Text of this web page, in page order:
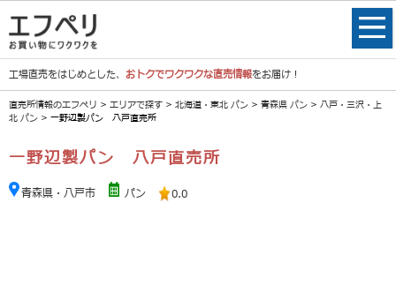
工場直売をはじめとした、 おトクでワクワクな直売情報をお届け！
直売所情報のエフペリ > エリアで探す > 北海道・東北 パン > 青森県 パン > 八戸・三沢・上
北 パン > 一野辺製パン 八戸直売所
一野辺製パン 八戸直売所
青森県・八戸市 パン 0.0